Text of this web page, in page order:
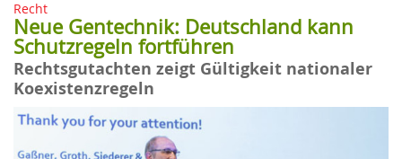
Recht
Neue Gentechnik: Deutschland kann
Schutzregeln fortführen
Rechtsgutachten zeigt Gültigkeit nationaler
Koexistenzregeln